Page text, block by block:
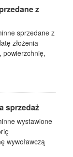
z
sprzedane z
złożenia
powierzchnię,
sprzedaż
wystawione
wywoławczą